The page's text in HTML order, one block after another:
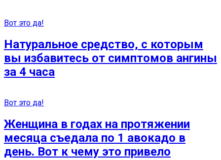
Вот это да!
Натуральное средство, с которым
вы избавитесь от симптомов ангины
за 4 часа
Вот это да!
Женщина в годах на протяжении
месяца съедала по 1 авокадо в
день. Вот к чему это привело